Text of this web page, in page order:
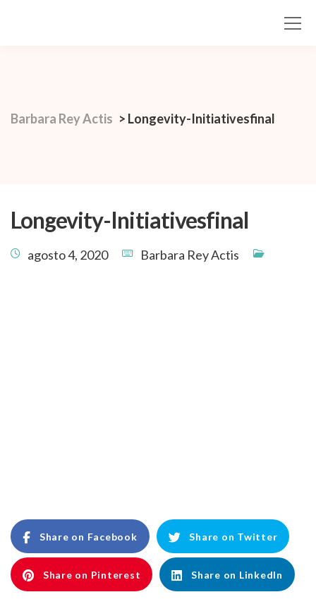
Barbara Rey Actis > Longevity-Initiativesfinal
Longevity-Initiativesfinal
agosto 4, 2020 Barbara Rey Actis
Share on Facebook Share on Twitter
Share on Pinterest Share on LinkedIn